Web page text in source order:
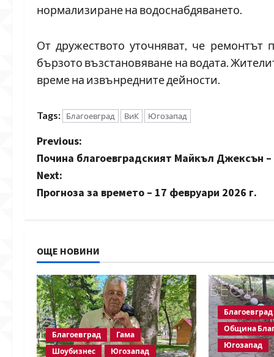
нормализиране на водоснабдяването.
От дружеството уточняват, че
бързото възстановяване на водата.
време на извънредните дейности.
Tags: Благоевград ВиК Югозапад
P
o
s
n
a
v
i
g
Previous:
Почина благоевградският Майкъл Джексън
Next:
Прогноза за времето – 17 февруари 2026 г.
ОЩЕ НОВИНИ
Благоевград
Гама
Шоубизнес
Югозапад
Благоевград
Община
Югозапад